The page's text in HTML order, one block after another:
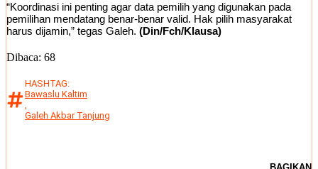
“Koordinasi ini penting agar data pemilih yang digunakan pada
pemilihan mendatang benar-benar valid. Hak pilih masyarakat
harus dijamin,” tegas Galeh. (Din/Fch/Klausa)
Dibaca: 68
HASHTAG:
Bawaslu Kaltim
,
Galeh Akbar Tanjung